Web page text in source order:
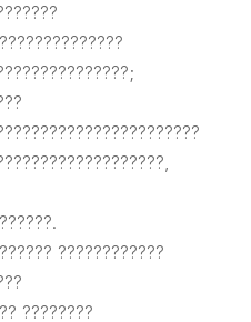
????????????
????????